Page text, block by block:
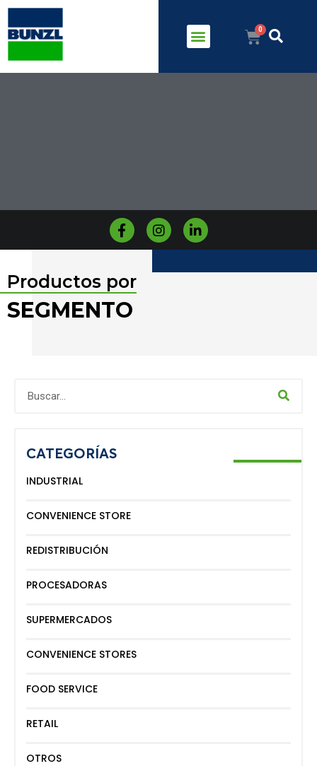
Productos por
SEGMENTO
CATEGORÍAS
SUPERMERCADOS
PROCESADORAS
RETAIL
CONVENIENCE STORES
REDISTRIBUCIÓN
INDUSTRIAL
FOOD SERVICE
OTROS
CONVENIENCE STORE